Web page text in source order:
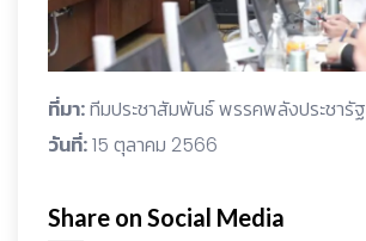
ที่มา:ทีมประชาสัมพันธ์ พรรคพลังประชารัฐ
วันที่:15 ตุลาคม 2566
Share on Social Media